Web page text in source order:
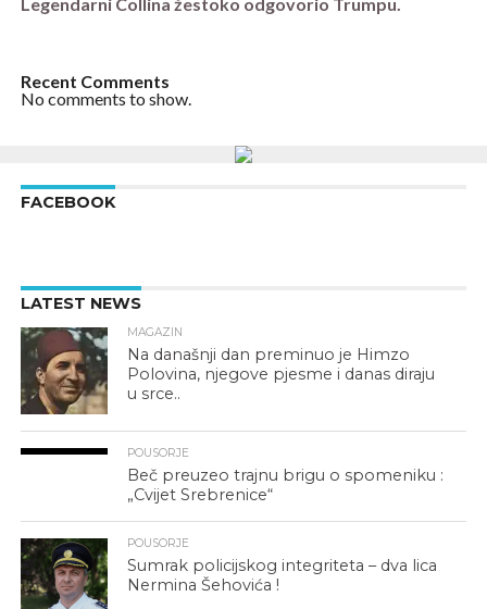
Recent Comments
No comments to show.
FACEBOOK
LATEST NEWS
MAGAZIN
Na današnji dan preminuo je Himzo
Polovina, njegove pjesme i danas diraju
u srce..
POUSORJE
Beč preuzeo trajnu brigu o spomeniku :
„Cvijet Srebrenice“
POUSORJE
Sumrak policijskog integriteta – dva lica
Nermina Šehovića !